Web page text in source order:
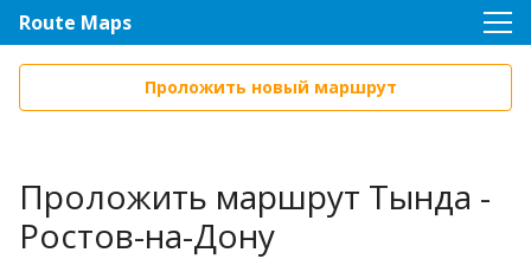
Route Maps
Проложить новый маршрут
Проложить маршрут Тында -
Ростов-на-Дону